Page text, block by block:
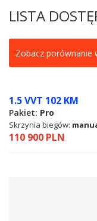
LISTA
Zobacz porównanie
1.5 VVT 102 KM
Pakiet: Pro
Skrzynia biegów:
110 900 PLN